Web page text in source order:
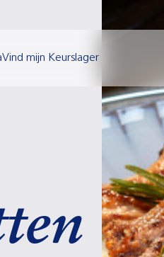
Vind mijn Keurslager